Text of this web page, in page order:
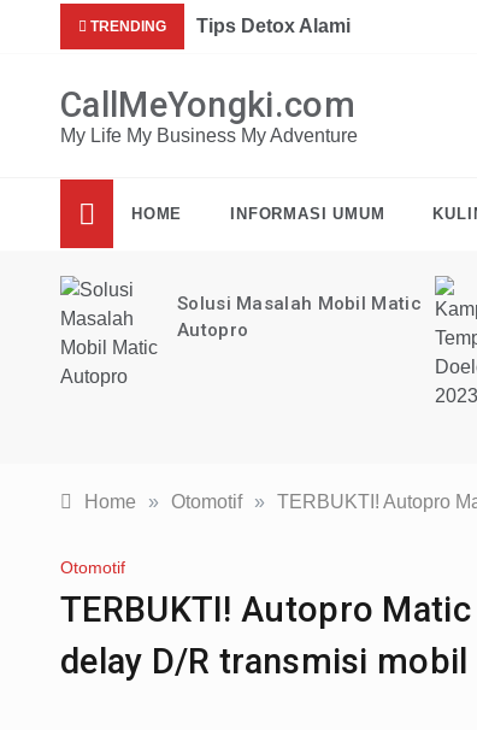
TRENDING Tips Detox Alami
CallMeYongki.com
My Life My Business My Adventure
HOME INFORMASI UMUM
Solusi Masalah Mobil Matic
Autopro
Home » Otomotif » TERBUKTI! Autopro
Otomotif
TERBUKTI! Autopro
delay D/R transmisi mobil